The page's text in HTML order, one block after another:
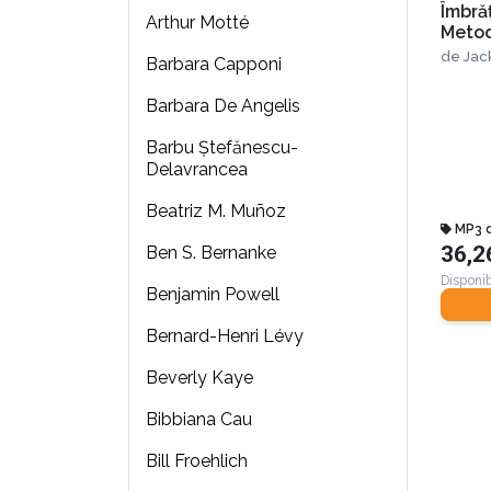
Arthur Motté
Barbara Capponi
Barbara De Angelis
Barbu Ştefănescu-
Delavrancea
Beatriz M. Muñoz
Ben S. Bernanke
Benjamin Powell
Bernard-Henri Lévy
Beverly Kaye
Bibbiana Cau
Bill Froehlich
de
MP3